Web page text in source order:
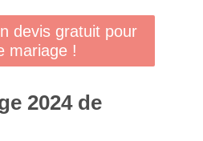
devis gratuit pour
mariage !
2024 de